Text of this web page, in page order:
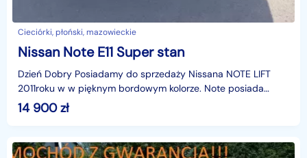
Cieciórki, płoński, mazowieckie
Nissan Note E11 Super stan
Dzień Dobry Posiadamy do sprzedaży Nissana NOTE LIFT
2011roku w w pięknym bordowym kolorze. Note posiada
benzynowy silnik o pojemności 1.4 i mocy 89KM. W bogaty
14 900zł